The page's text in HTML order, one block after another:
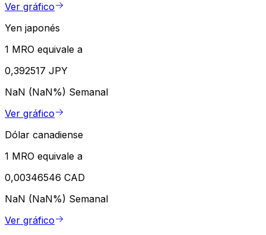
Ver gráfico
Yen japonés
1 MRO equivale a
0,392517 JPY
NaN (NaN%) Semanal
Ver gráfico
Dólar canadiense
1 MRO equivale a
0,00346546 CAD
NaN (NaN%) Semanal
Ver gráfico